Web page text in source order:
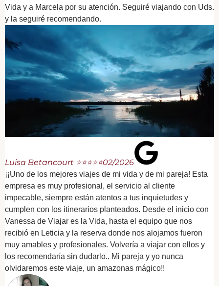
Vida y a Marcela por su atención. Seguiré viajando con Uds.
y la seguiré recomendando.
Luisa Betancourt ⭐⭐⭐⭐⭐02/2026
¡¡Uno de los mejores viajes de mi vida y de mi pareja! Esta
empresa es muy profesional, el servicio al cliente
impecable, siempre están atentos a tus inquietudes y
cumplen con los itinerarios planteados. Desde el inicio con
Vanessa de Viajar es la Vida, hasta el equipo que nos
recibió en Leticia y la reserva donde nos alojamos fueron
muy amables y profesionales. Volvería a viajar con ellos y
los recomendaría sin dudarlo.. Mi pareja y yo nunca
olvidaremos este viaje, un amazonas mágico!!